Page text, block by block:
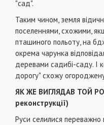
"сад".
Таким чином, земля
поселеннями, схожими,
пташиного польоту, на
окрема чарунка
деревами садибі-саду. І
дорогу" схожу
ЯК ЖЕ ВИГЛЯДАВ ТОЙ
реконструкції)
Руси селилися